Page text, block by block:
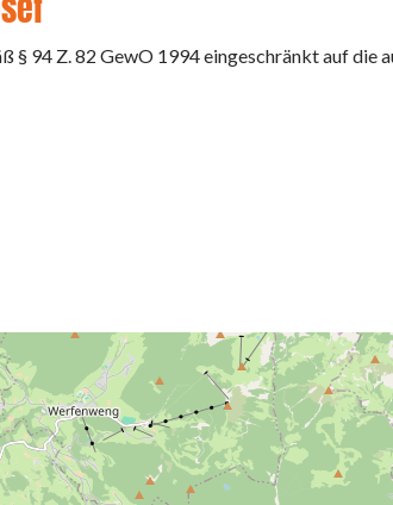
94 Z. 82 GewO 1994 eingeschränkt auf die